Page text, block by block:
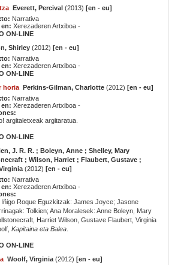
Everett, Percival(2013)[en - eu]
Narrativa
Xerezaderen Artxiboa -
ON-LINE
Shirley (2012)[en - eu]
Narrativa
Xerezaderen Artxiboa -
ON-LINE
horia Perkins-Gilman, Charlotte (2012)[en - eu]
Narrativa
Xerezaderen Artxiboa -
argitaletxeak argitaratua.
ON-LINE
J. R. R. ; Boleyn, Anne ; Shelley, Mary
; Wilson, Harriet ; Flaubert, Gustave ;
(2012)[en - eu]
Narrativa
Xerezaderen Artxiboa -
Iñigo Roque Eguzkitzak: James Joyce; Jasone
Tolkien; Ana Moralesek: Anne Boleyn, Mary
Harriet Wilson, Gustave Flaubert, Virginia
Kapitaina eta Balea
ON-LINE
Woolf, Virginia (2012)[en - eu]